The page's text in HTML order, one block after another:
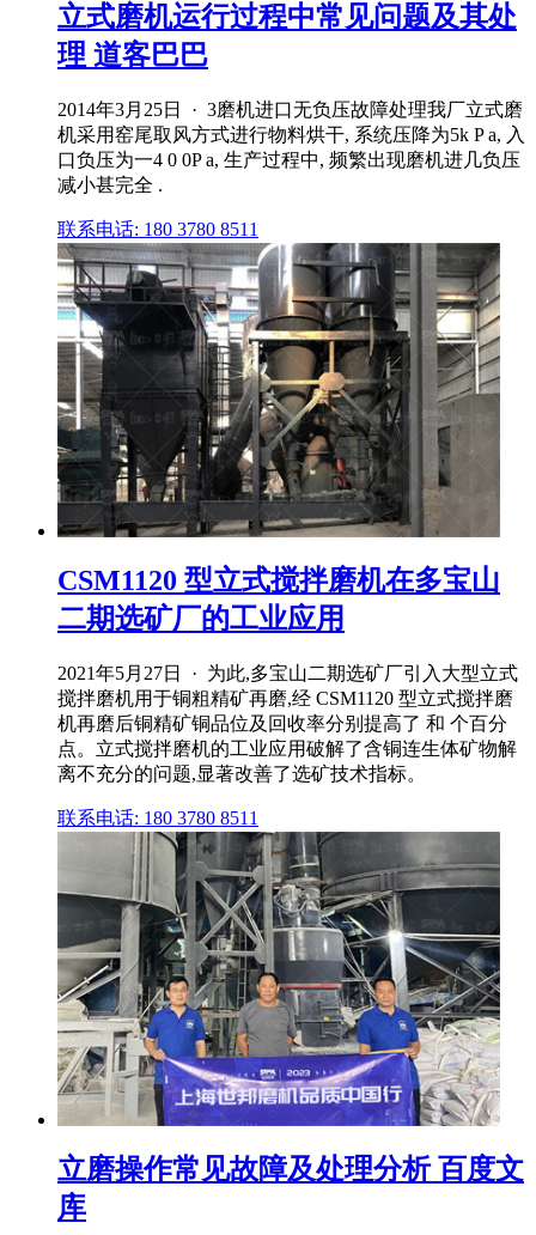
立式磨机运行过程中常见问题及其处
理 道客巴巴
2014年3月25日 · 3磨机进口无负压故障处理我厂立式磨
机采用窑尾取风方式进行物料烘干, 系统压降为5k P a, 入
口负压为一4 0 0P a, 生产过程中, 频繁出现磨机进几负压
减小甚完全 .
联系电话: 180 3780 8511
CSM1120 型立式搅拌磨机在多宝山
二期选矿厂的工业应用
2021年5月27日 · 为此,多宝山二期选矿厂引入大型立式
搅拌磨机用于铜粗精矿再磨,经 CSM1120 型立式搅拌磨
机再磨后铜精矿铜品位及回收率分别提高了 和 个百分
点。立式搅拌磨机的工业应用破解了含铜连生体矿物解
离不充分的问题,显著改善了选矿技术指标。
联系电话: 180 3780 8511
立磨操作常见故障及处理分析 百度文
库